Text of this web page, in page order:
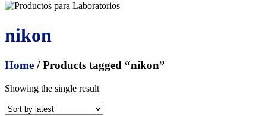
nikon
Home / Products tagged “nikon”
Showing the single result